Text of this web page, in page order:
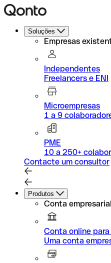
Soluções
Empresas
Independentes
Freelancers e ENI
Microempresas
1 a 9
PME
10 a 250+
Contacte um consultor
Produtos
Conta empresarial
Conta online
Uma conta